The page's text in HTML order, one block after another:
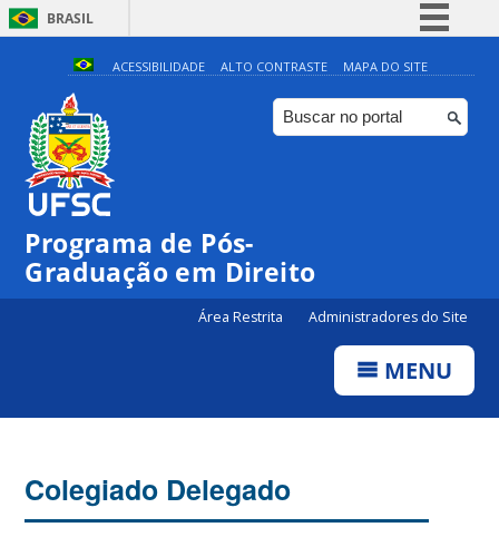
BRASIL
Simplifique!
Comunica BR
Participe
ACESSIBILIDADE ALTO CONTRASTE MAPA DO SITE
Programa de Pós-
Graduação em Direito
Área Restrita Administradores do Site
MENU
Colegiado Delegado